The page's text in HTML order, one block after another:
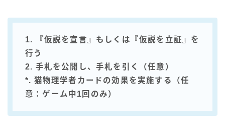
1. 『仮説を宣言』もしくは『仮説を立証』を
行う
2. 手札を公開し、手札を引く（任意）
*. 猫物理学者カードの効果を実施する（任
意：ゲーム中1回のみ）